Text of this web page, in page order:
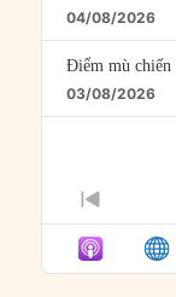
04/08/2026
Điểm mù
03/08/2026